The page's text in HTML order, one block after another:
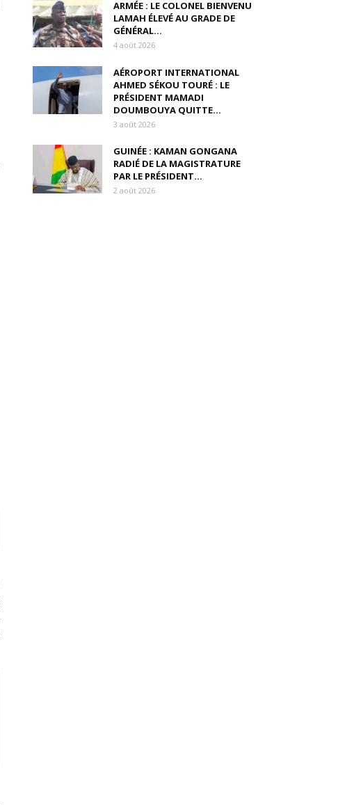
ARMÉE : LE COLONEL BIENVENU
LAMAH ÉLEVÉ AU GRADE DE
GÉNÉRAL...
4 août 2026
AÉROPORT INTERNATIONAL
AHMED SÉKOU TOURÉ : LE
PRÉSIDENT MAMADI
DOUMBOUYA QUITTE...
3 août 2026
GUINÉE : KAMAN GONGANA
RADIÉ DE LA MAGISTRATURE
PAR LE PRÉSIDENT...
2 août 2026